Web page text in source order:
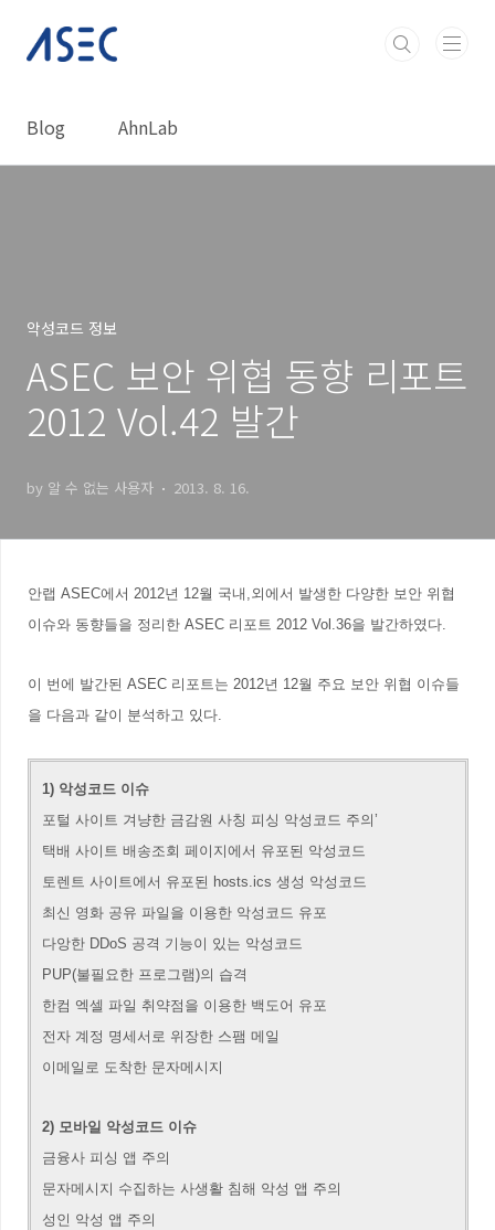
Blog AhnLab
악성코드 정보
ASEC 보안 위협 동향 리포트
2012 Vol.42 발간
by 알 수 없는 사용자 2013. 8. 16.
안랩 ASEC에서 2012년 12월 국내,외에서 발생한 다양한 보안 위협
이슈와 동향들을 정리한 ASEC 리포트 2012 Vol.36을 발간하였다.
이 번에 발간된 ASEC 리포트는 2012년 12월 주요 보안 위협 이슈들
을 다음과 같이 분석하고 있다.
1) 악성코드 이슈
포털 사이트 겨냥한 금감원 사칭 피싱 악성코드 주의’
택배 사이트 배송조회 페이지에서 유포된 악성코드
토렌트 사이트에서 유포된 hosts.ics 생성 악성코드
최신 영화 공유 파일을 이용한 악성코드 유포
다앙한 DDoS 공격 기능이 있는 악성코드
PUP(불필요한 프로그램)의 습격
한컴 엑셀 파일 취약점을 이용한 백도어 유포
전자 계정 명세서로 위장한 스팸 메일
이메일로 도착한 문자메시지
2) 모바일 악성코드 이슈
금융사 피싱 앱 주의
문자메시지 수집하는 사생활 침해 악성 앱 주의
성인 악성 앱 주의